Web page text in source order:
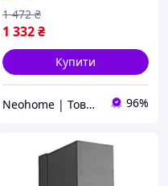
1 332₴
1 472 ₴
Купити
Neohome | Товари для дому та дачі 96%